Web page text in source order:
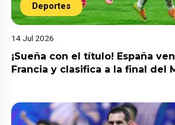
Deportes
14 Jul 2026
¡Sueña con el título! España
Francia y clasifica a la final del